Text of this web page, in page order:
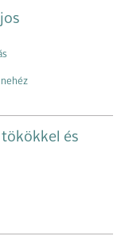
tökökkel és